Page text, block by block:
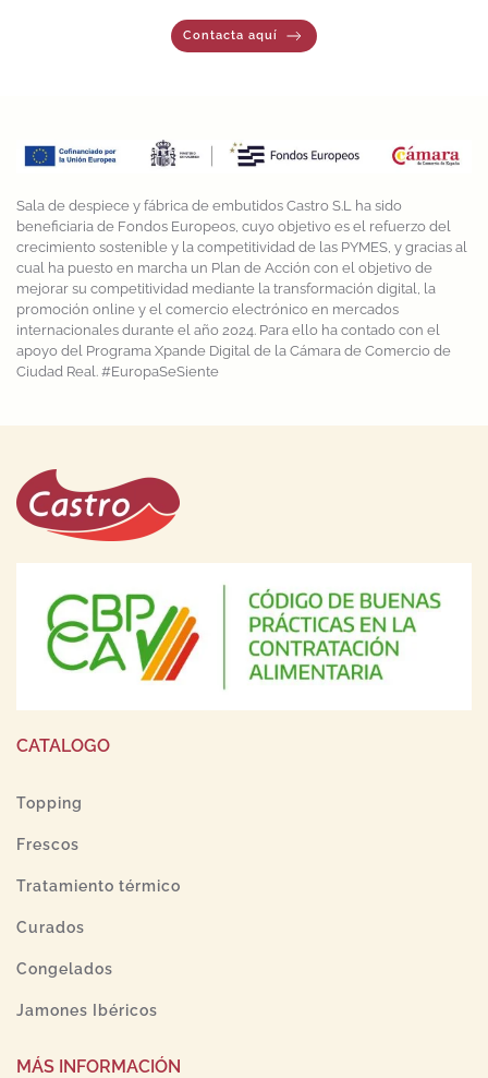
Contacta aquí
Sala de despiece y fábrica de embutidos Castro S.L ha sido
beneficiaria de Fondos Europeos, cuyo objetivo es el refuerzo del
crecimiento sostenible y la competitividad de las PYMES, y gracias al
cual ha puesto en marcha un Plan de Acción con el objetivo de
mejorar su competitividad mediante la transformación digital, la
promoción online y el comercio electrónico en mercados
internacionales durante el año 2024. Para ello ha contado con el
apoyo del Programa Xpande Digital de la Cámara de Comercio de
Ciudad Real. #EuropaSeSiente
CATALOGO
Topping
Frescos
Tratamiento térmico
Curados
Congelados
Jamones Ibéricos
MÁS INFORMACIÓN